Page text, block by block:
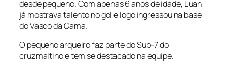
desde pequeno. Com apenas 6 anos de idade, Luan
já mostrava talento no gol e logo ingressou na base
do Vasco da Gama.
O pequeno arqueiro faz parte do Sub-7 do
cruzmaltino e tem se destacado na equipe.